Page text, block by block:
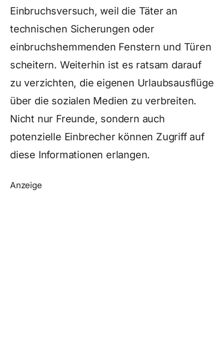
Einbruchsversuch, weil die Täter an
technischen Sicherungen oder
einbruchshemmenden Fenstern und Türen
scheitern. Weiterhin ist es ratsam darauf
zu verzichten, die eigenen Urlaubsausflüge
über die sozialen Medien zu verbreiten.
Nicht nur Freunde, sondern auch
potenzielle Einbrecher können Zugriff auf
diese Informationen erlangen.
Anzeige